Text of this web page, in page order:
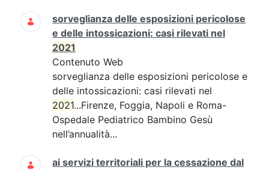
sorveglianza delle esposizioni pericolose
e delle intossicazioni: casi rilevati nel
2021
Contenuto Web
sorveglianza delle esposizioni pericolose e
delle intossicazioni: casi rilevati nel
2021...Firenze, Foggia, Napoli e Roma-
Ospedale Pediatrico Bambino Gesù
nell’annualità...
ai servizi territoriali per la cessazione dal